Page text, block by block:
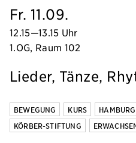
Fr. 11.09.
12.15—13.15 Uhr
1.OG, Raum 102
Lieder, Tänze,
BEWEGUNG KURS
KÖRBER-STIFTUNG